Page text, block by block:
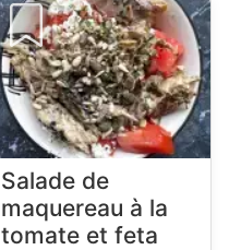
Salade de
maquereau à la
tomate et feta